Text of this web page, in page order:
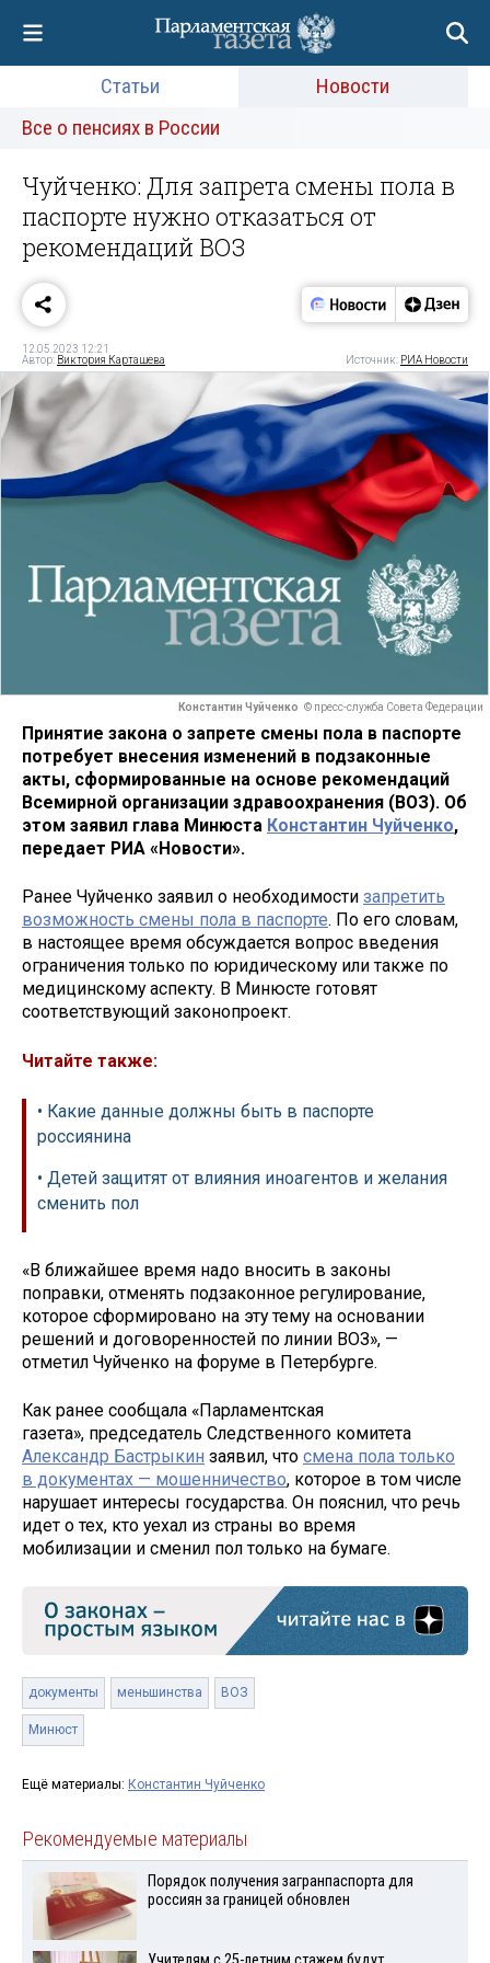
Статьи
Новости
Все о пенсиях в России
Чуйченко: Для запрета смены пола в
паспорте нужно отказаться от
рекомендаций ВОЗ
12.05.2023 12:21
Автор: Виктория Карташева Источник: РИА Новости
Константин Чуйченко © пресс-служба Совета Федерации
Принятие закона о запрете смены пола в паспорте
потребует внесения изменений в подзаконные
акты, сформированные на основе рекомендаций
Всемирной организации здравоохранения (ВОЗ). Об
этом заявил глава Минюста Константин Чуйченко,
передает РИА «Новости».
Ранее Чуйченко заявил о необходимости запретить
возможность смены пола в паспорте. По его словам,
в настоящее время обсуждается вопрос введения
ограничения только по юридическому или также по
медицинскому аспекту. В Минюсте готовят
соответствующий законопроект.
Читайте также:
• Какие данные должны быть в паспорте
россиянина
• Детей защитят от влияния иноагентов и желания
сменить пол
«В ближайшее время надо вносить в законы
поправки, отменять подзаконное регулирование,
которое сформировано на эту тему на основании
решений и договоренностей по линии ВОЗ», —
отметил Чуйченко на форуме в Петербурге.
Как ранее сообщала «Парламентская
газета», председатель Следственного комитета
Александр Бастрыкин заявил, что смена пола только
в документах — мошенничество, которое в том числе
нарушает интересы государства. Он пояснил, что речь
идет о тех, кто уехал из страны во время
мобилизации и сменил пол только на бумаге.
документы меньшинства ВОЗ
Минюст
Ещё материалы: Константин Чуйченко
Рекомендуемые материалы
Порядок получения загранпаспорта для
россиян за границей обновлен